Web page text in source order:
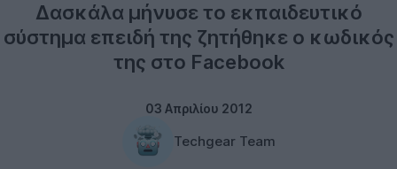
Δασκάλα μήνυσε το εκπαιδευτικό
σύστημα επειδή της ζητήθηκε ο κωδικός
της στο Facebook
03 Απριλίου 2012
Techgear Team